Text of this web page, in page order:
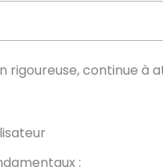
continue à
: